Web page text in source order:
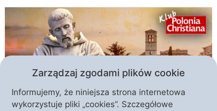
Zarządzaj zgodami plików cookie
Informujemy, że niniejsza strona internetowa
wykorzystuje pliki „cookies”. Szczegółowe